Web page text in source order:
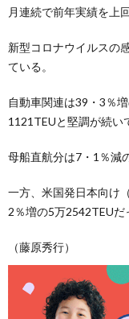
月連続で前年実績を上
新型コロナウイルスの
ている。
自動車関連は39・3％
1121TEUと堅調が続い
母船直航分は7・1％減
一方、米国発日本向け
2％増の5万2542TEUだ
（藤原秀行）